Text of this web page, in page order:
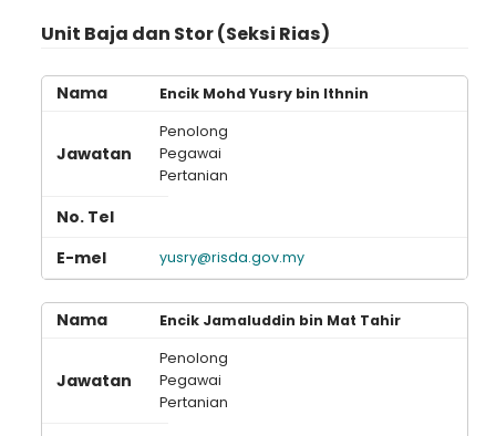
Unit Baja dan Stor (Seksi Rias)
Encik Mohd Yusry bin Ithnin
Penolong
Pegawai
Pertanian
yusry@risda.gov.my
Encik Jamaluddin bin Mat Tahir
Penolong
Pegawai
Pertanian